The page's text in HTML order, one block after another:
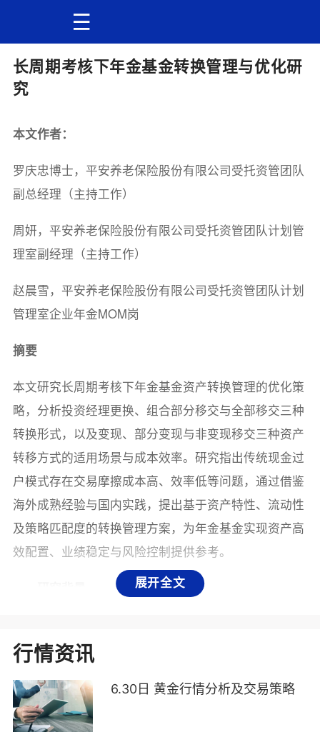
长周期考核下年金基金转换管理与优化研
究
展开全文
本文作者：
罗庆忠博士，平安养老保险股份有限公司受托资管团队
副总经理（主持工作）
周妍，平安养老保险股份有限公司受托资管团队计划管
理室副经理（主持工作）
赵晨雪，平安养老保险股份有限公司受托资管团队计划
管理室企业年金MOM岗
摘要
本文研究长周期考核下年金基金资产转换管理的优化策
略，分析投资经理更换、组合部分移交与全部移交三种
转换形式，以及变现、部分变现与非变现移交三种资产
转移方式的适用场景与成本效率。研究指出传统现金过
户模式存在交易摩擦成本高、效率低等问题，通过借鉴
海外成熟经验与国内实践，提出基于资产特性、流动性
及策略匹配度的转换管理方案，为年金基金实现资产高
效配置、业绩稳定与风险控制提供参考。
管理人在大类资产或品种上大幅偏离战略配置方案；投
个投资管理人规模过大，组合波动对年金基金层业绩影
响过大；合同期内投资管理人内部变化影响组合绩效
行情资讯
6.30日 黄金行情分析及交易策略